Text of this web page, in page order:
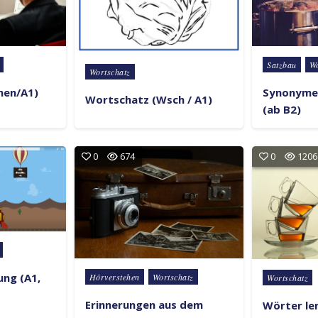
A1)
Posted in
Wortschatz
Wortschatz (Wsch / A1)
Posted in
Satzbau
(ab B2)
(A1,
0 674
Posted in
Hörverstehen Wortschatz
Erinnerungen aus dem
0 1206
Posted in
Wortschatz
Wörter